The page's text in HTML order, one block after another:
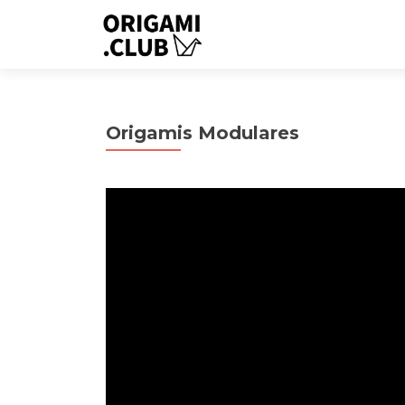
Origamis Modulares